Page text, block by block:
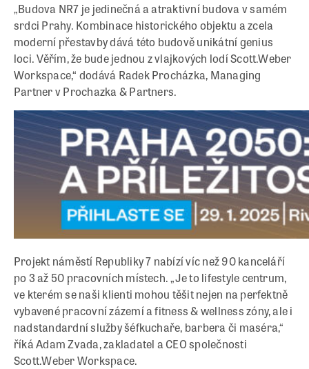
„Budova NR7 je jedinečná a atraktivní budova v samém
srdci Prahy. Kombinace historického objektu a zcela
moderní přestavby dává této budově unikátní genius
loci. Věřím, že bude jednou z vlajkových lodí Scott.Weber
Workspace,“ dodává Radek Procházka, Managing
Partner v Prochazka & Partners.
Projekt náměstí Republiky 7 nabízí víc než 90 kanceláří
po 3 až 50 pracovních místech. „Je to lifestyle centrum,
ve kterém se naši klienti mohou těšit nejen na perfektně
vybavené pracovní zázemí a fitness & wellness zóny, ale i
nadstandardní služby šéfkuchaře, barbera či maséra,“
říká Adam Zvada, zakladatel a CEO společnosti
Scott.Weber Workspace.